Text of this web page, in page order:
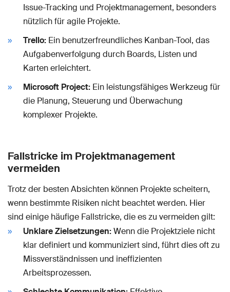
Issue-Tracking und Projektmanagement, besonders
nützlich für agile Projekte.
Trello: Ein benutzerfreundliches Kanban-Tool, das
Aufgabenverfolgung durch Boards, Listen und
Karten erleichtert.
Microsoft Project: Ein leistungsfähiges Werkzeug für
die Planung, Steuerung und Überwachung
komplexer Projekte.
Fallstricke im Projektmanagement
vermeiden
Trotz der besten Absichten können Projekte scheitern,
wenn bestimmte Risiken nicht beachtet werden. Hier
sind einige häufige Fallstricke, die es zu vermeiden gilt:
Unklare Zielsetzungen:Wenn die Projektziele nicht
klar definiert und kommuniziert sind, führt dies oft zu
Missverständnissen und ineffizienten
Arbeitsprozessen.